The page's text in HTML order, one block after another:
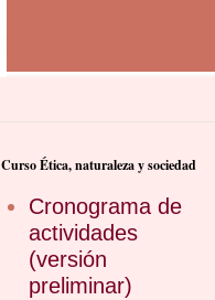
Curso Ética, naturaleza y sociedad
Cronograma de
actividades
(versión
preliminar)